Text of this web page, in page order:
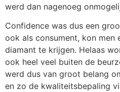
werd dan nagenoeg
Confidence was dus een
ook als consument, kon men
diamant te krijgen. Helaas
ook heel veel buiten de
werd dus van groot belang
en zo de kwaliteitsbepaling